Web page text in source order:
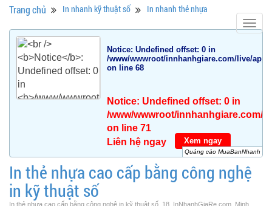
Trang chủ In nhanh kỹ thuật số In nhanh thẻ nhựa
Notice: Undefined offset: 0 in
/www/wwwroot/innhanhgiare.com/live/
on line 68
Notice: Undefined offset: 0 in
/www/wwwroot/innhanhgiare.com/
on line 71
Liên hệ ngay
Xem ngay
Quảng cáo MuaBanNhanh
In thẻ nhựa cao cấp bằng công nghệ
in kỹ thuật số
In thẻ nhựa cao cấp bằng công nghệ in kỹ thuật số, 18, InNhanhGiaRe.com, Minh